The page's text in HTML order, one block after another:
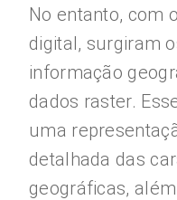
No entanto, com
digital, surgiram
informação
dados raster.
uma
detalhada das
geográficas,